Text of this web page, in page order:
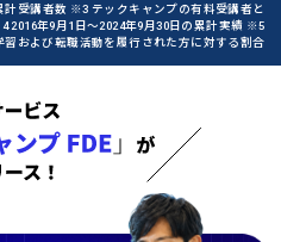
受講者数 ※3 テックキャンプの有料受講者と
2016年9月1日〜2024年9月30日の累計実績 ※5
習および転職活動を履行された方に対する割合